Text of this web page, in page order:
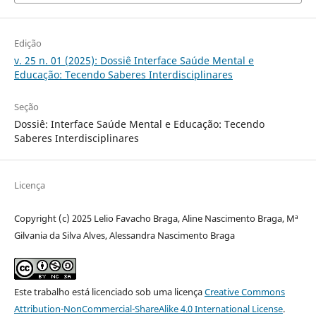
Edição
v. 25 n. 01 (2025): Dossiê Interface Saúde Mental e
Educação: Tecendo Saberes Interdisciplinares
Seção
Dossiê: Interface Saúde Mental e Educação: Tecendo
Saberes Interdisciplinares
Licença
Copyright (c) 2025 Lelio Favacho Braga, Aline Nascimento Braga, Mª
Gilvania da Silva Alves, Alessandra Nascimento Braga
Este trabalho está licenciado sob uma licençaCreative Commons
Attribution-NonCommercial-ShareAlike 4.0 International License.